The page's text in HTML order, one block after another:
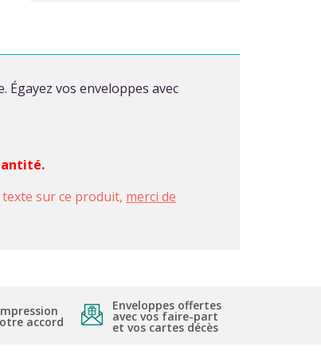
vos enveloppes avec
sur ce produit, merci de
accord
Enveloppes offertes
avec vos faire-part
et vos cartes décès